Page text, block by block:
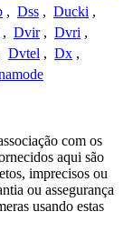
, Dss , Ducki ,
, Dvir , Dvri ,
Dvtel , Dx ,
com os
aqui são
imprecisos ou
ou assegurança
usando estas